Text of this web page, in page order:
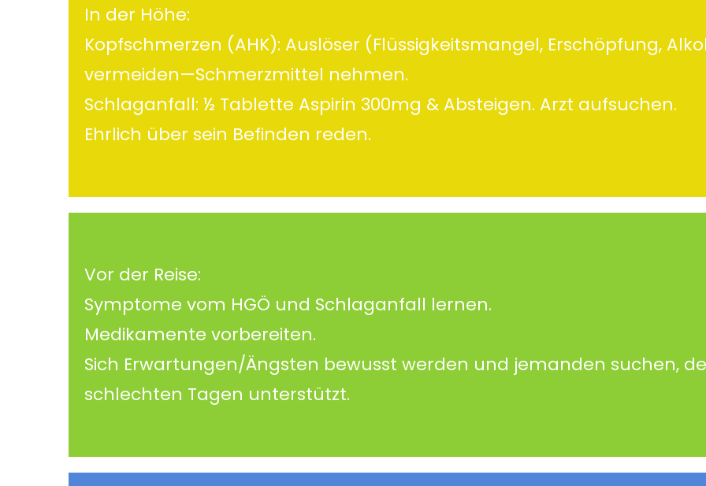
In der Höhe:
Kopfschmerzen (AHK): Auslöser (Flüssigkeitsmangel, Erschöpfung,
vermeiden—Schmerzmittel nehmen.
Schlaganfall: ½ Tablette Aspirin 300mg & Absteigen. Arzt aufsuchen.
Ehrlich über sein Befinden reden.
Vor der Reise:
Symptome vom HGÖ und Schlaganfall lernen.
Medikamente vorbereiten.
Sich Erwartungen/Ängsten bewusst werden und jemanden suchen,
schlechten Tagen unterstützt.